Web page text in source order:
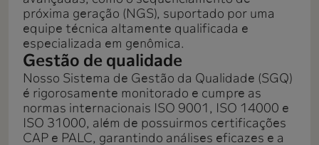
próxima geração (NGS), suportado por uma
equipe técnica altamente qualificada e
especializada em genômica.
Gestão de qualidade
Nosso Sistema de Gestão da Qualidade (SGQ)
é rigorosamente monitorado e cumpre as
normas internacionais ISO 9001, ISO 14000 e
ISO 31000, além de possuirmos certificações
CAP e PALC, garantindo análises eficazes e a